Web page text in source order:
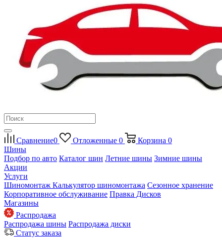
Сравнение0 Отложенные 0 Корзина 0
Шины
Подбор по авто Каталог шин Летние шины Зимние шины
Акции
Услуги
Шиномонтаж Калькулятор шиномонтажа Сезонное хранение
Корпоративное обслуживание Правка Дисков
Магазины
Распродажа
Распродажа шины Распродажа диски
Статус заказа